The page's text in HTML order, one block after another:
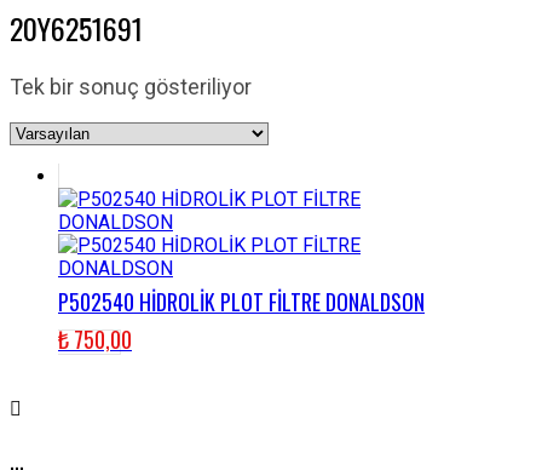
20Y6251691
Tek bir sonuç gösteriliyor
P502540 HİDROLİK PLOT FİLTRE DONALDSON
₺750,00
...